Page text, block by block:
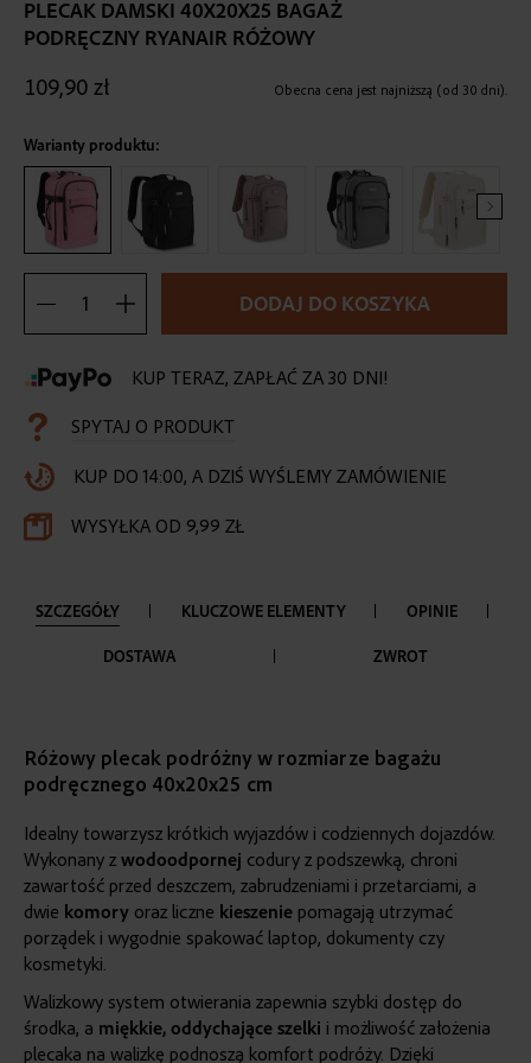
beginning
images
PLECAK DAMSKI 40X20X25 BAGAŻ
PODRĘCZNY RYANAIR RÓŻOWY
Obecna cena jest najniższą (od 30 dni).
109,90 zł
Warianty produktu:
DODAJ DO KOSZYKA
KUP TERAZ, ZAPŁAĆ ZA 30 DNI!
SPYTAJ O PRODUKT
KUP DO 14:00, A DZIŚ WYŚLEMY ZAMÓWIENIE
WYSYŁKA OD 9,99 ZŁ
SZCZEGÓŁY KLUCZOWE ELEMENTY OPINIE
DOSTAWA ZWROT
Różowy plecak podróżny w rozmiarze bagażu
podręcznego 40x20x25 cm
Idealny towarzysz krótkich wyjazdów i codziennych dojazdów.
Wykonany z wodoodpornej codury z podszewką, chroni
zawartość przed deszczem, zabrudzeniami i przetarciami, a
dwie komory oraz liczne kieszenie pomagają utrzymać
porządek i wygodnie spakować laptop, dokumenty czy
kosmetyki.
Walizkowy system otwierania zapewnia szybki dostęp do
środka, a miękkie, oddychające szelki i możliwość założenia
plecaka na walizkę podnoszą komfort podróży. Dzięki